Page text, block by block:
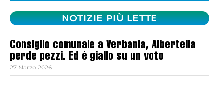
NOTIZIE PIÙ LETTE
Consiglio comunale a Verbania, Albertella
perde pezzi. Ed è giallo su un voto
27 Marzo 2026